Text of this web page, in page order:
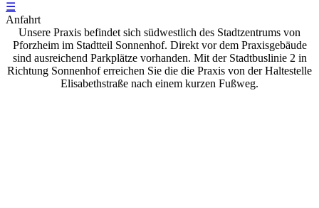
☰
Anfahrt
Unsere Praxis befindet sich südwestlich des Stadtzentrums von
Pforzheim im Stadtteil Sonnenhof. Direkt vor dem Praxisgebäude
sind ausreichend Parkplätze vorhanden. Mit der Stadtbuslinie 2 in
Richtung Sonnenhof erreichen Sie die die Praxis von der Haltestelle
Elisabethstraße nach einem kurzen Fußweg.